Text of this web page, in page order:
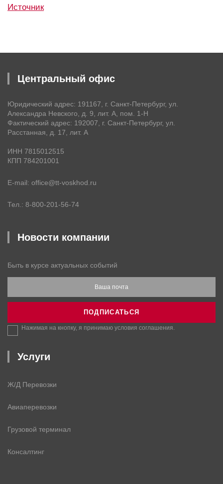
Источник
Центральный офис
Юридический адрес: 191167, г. Санкт-Петербург, ул.
Александра Невского, д. 9, лит. А, пом. 1-Н
Фактический адрес: 192007, г. Санкт-Петербург, ул.
Расстанная, д. 17, лит. А
ИНН 7815012515
КПП 784201001
E-mail office@tt-voskhod.ru
Тел. 8-800-201-56-74
Новости компании
Быть в курсе актуальных событий
Ваша почта
ПОДПИСАТЬСЯ
Нажимая на кнопку, я принимаю условия соглашения.
Услуги
Ж/Д Перевозки
Авиаперевозки
Грузовой терминал
Консалтинг